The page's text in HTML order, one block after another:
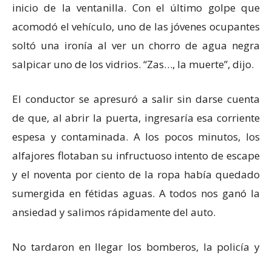
inicio de la ventanilla. Con el último golpe que
acomodó el vehículo, uno de las jóvenes ocupantes
soltó una ironía al ver un chorro de agua negra
salpicar uno de los vidrios. “Zas…, la muerte”, dijo.
El conductor se apresuró a salir sin darse cuenta
de que, al abrir la puerta, ingresaría esa corriente
espesa y contaminada. A los pocos minutos, los
alfajores flotaban su infructuoso intento de escape
y el noventa por ciento de la ropa había quedado
sumergida en fétidas aguas. A todos nos ganó la
ansiedad y salimos rápidamente del auto.
No tardaron en llegar los bomberos, la policía y